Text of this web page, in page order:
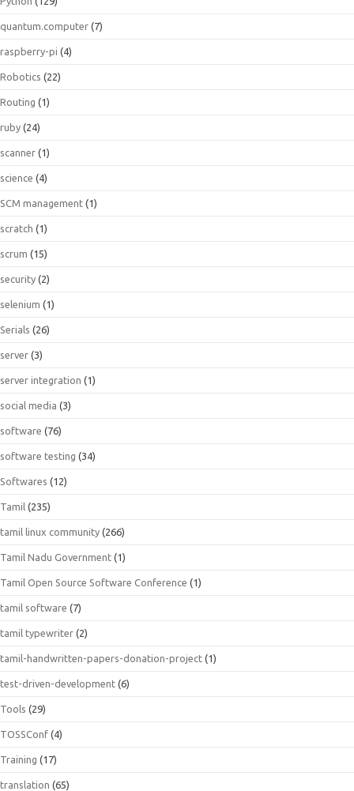
quantum.computer (7)
raspberry-pi (4)
Robotics (22)
Routing (1)
ruby (24)
scanner (1)
science (4)
SCM management (1)
scratch (1)
scrum (15)
security (2)
selenium (1)
Serials (26)
server (3)
server integration (1)
social media (3)
software (76)
software testing (34)
Softwares (12)
Tamil (235)
tamil linux community (266)
Tamil Nadu Government (1)
Tamil Open Source Software Conference (1)
tamil software (7)
tamil typewriter (2)
tamil-handwritten-papers-donation-project (1)
test-driven-development (6)
Tools (29)
TOSSConf (4)
Training (17)
translation (65)